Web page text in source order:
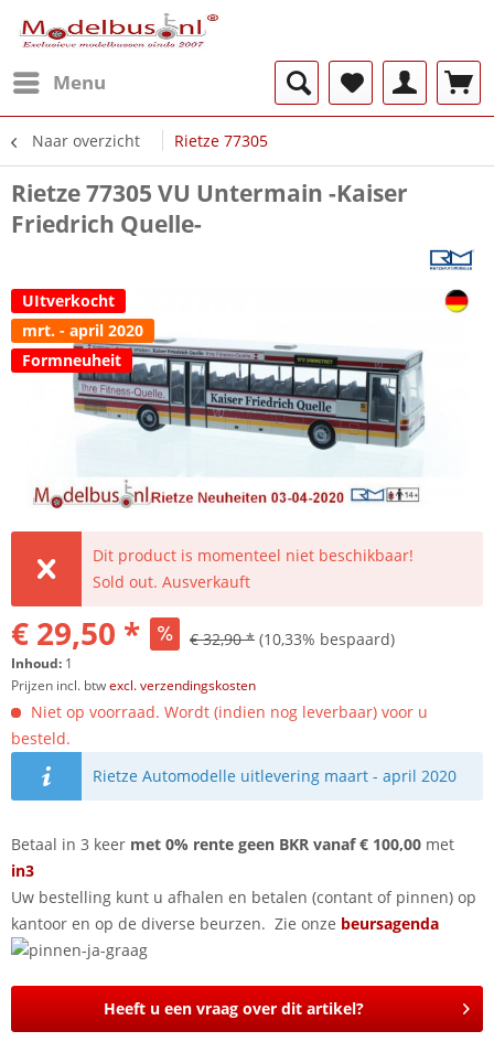
Menu
Naar overzicht Rietze 77305
Rietze 77305 VU Untermain -Kaiser
Friedrich Quelle-
UItverkocht
mrt. - april 2020
Formneuheit
Dit product is momenteel niet beschikbaar!
Sold out. Ausverkauft
€ 29,50 * € 32,90 * (10,33% bespaard)
Inhoud: 1
Prijzen incl. btwexcl. verzendingskosten
Niet op voorraad. Wordt (indien nog leverbaar) voor u
besteld.
Rietze Automodelle uitlevering maart - april 2020
Betaal in 3 keer met 0% rente geen BKR vanaf € 100,00 met
in3
Uw bestelling kunt u afhalen en betalen (contant of pinnen) op
kantoor en op de diverse beurzen. Zie onze beursagenda
Heeft u een vraag over dit artikel?